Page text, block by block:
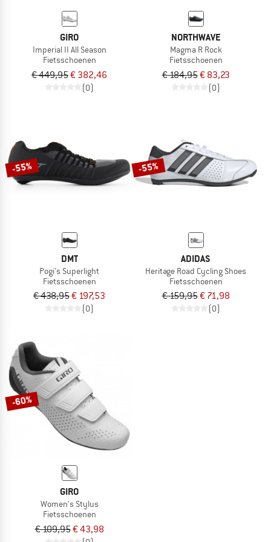
GIRO
Imperial II All Season
Fietsschoenen
€ 449,95€ 382,46
(0)
NORTHWAVE
Magma R Rock
Fietsschoenen
€ 184,95€ 83,23
(0)
-55%
DMT
Pogi's Superlight
Fietsschoenen
€ 438,95€ 197,53
(0)
-55%
ADIDAS
Heritage Road Cycling Shoes
Fietsschoenen
€ 159,95€ 71,98
(0)
-60%
GIRO
Women's Stylus
Fietsschoenen
€ 109,95€ 43,98